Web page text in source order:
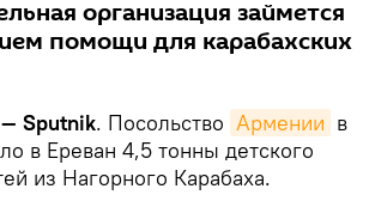
организация займется
помощи для карабахских
Sputnik. Посольство Армении в
в Ереван 4,5 тонны детского
из Нагорного Карабаха.